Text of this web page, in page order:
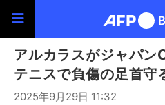
アルカラスがジャパ
テニスで負傷の足首守
2025年9月29日 11:32